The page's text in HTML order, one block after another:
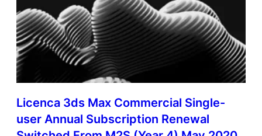
Licenca 3ds Max Commercial Single-
user Annual Subscription Renewal